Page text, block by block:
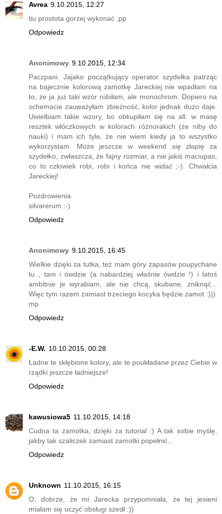
Avrea 9.10.2015, 12:27
tiu prostota gorzej wykonać ;pp
Odpowiedz
Anonimowy 9.10.2015, 12:34
Paczpani. Jajako początkujący operator szydełka patrząc
na bajecznie kolorową zamotkę Jareckiej nie wpadłam na
to, że ja już taki wzór robiłam, ale monochrom. Dopiero na
schemacie zauważyłam zbieżność, kolor jednak dużo daje.
Uwielbiam takie wzory, bo obkupiłam się na all. w masę
resztek włóczkowych w kolorach różnorakich (że niby do
nauki) i mam ich tyle, że nie wiem kiedy ja to wszystko
wykorzystam. Może jeszcze w weekend się złapię za
szydełko, zwłaszcza, że fajny rozmiar, a nie jakiś maciupas,
co to człowiek robi, robi i końca nie widać ;-). Chwałcia
Jareckiej!
Pozdrowienia
silvarerum :-)
Odpowiedz
Anonimowy 9.10.2015, 16:45
Wielkie dzięki za tutka, też mam góry zapasów poupychane
tu , tam i ówdzie (a nabardziej właśnie ówdzie !) i latoś
ambitnie je wyrabiam, ale nie chcą, skubane, zniknąć...
Więc tym razem zamiast trzeciego kocyka będzie zamot :)))
mp
Odpowiedz
-E.W. 10.10.2015, 00:28
Ładne te skłębione kolory, ale te poukładane przez Ciebie w
rządki jeszcze ładniejsze!
Odpowiedz
kawusiowa5 11.10.2015, 14:18
Cudna ta zamotka, dzięki za tutorial :) A tak sobie myślę,
jakby tak szaliczek zamiast zamotki popełnić...
Odpowiedz
Unknown 11.10.2015, 16:15
O, dobrze, że mi Jarecka przypomniała, że tej jesieni
miałam się uczyć obsługi szedł :))